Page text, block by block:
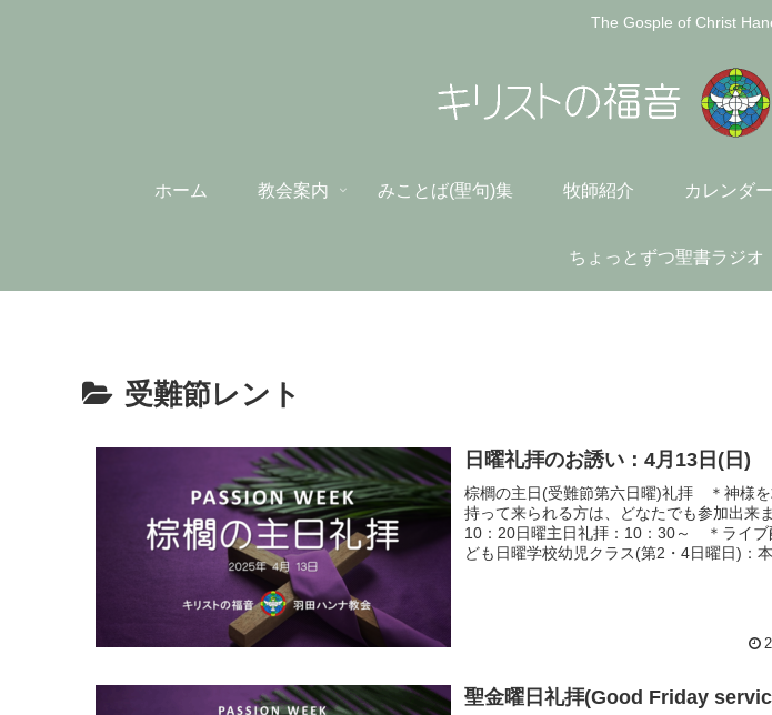
The Gosple of Christ
ホーム 教会案内 みことば(聖句)集 牧師紹介 カレンダー
ちょっとずつ聖書ラジオ
受難節レント
日曜礼拝のお誘い：4月13日(日)
棕櫚の主日(受難節第六日曜)礼拝 ＊神様
持って来られる方は、どなたでも参加出来
10：20日曜主日礼拝：10：30～ ＊ライブ
ども日曜学校幼児クラス(第2・4日曜日)：本
聖金曜日礼拝(Good Friday